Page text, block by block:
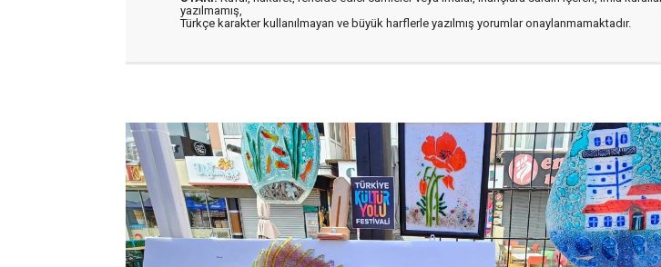
yazılmamış,
Türkçe karakter kullanılmayan ve büyük harflerle yazılmış yorumlar onaylanmamaktadır.